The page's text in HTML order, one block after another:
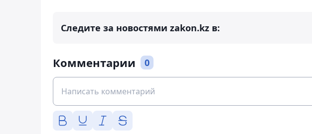
Следите за новостями zakon.kz в:
Комментарии 0